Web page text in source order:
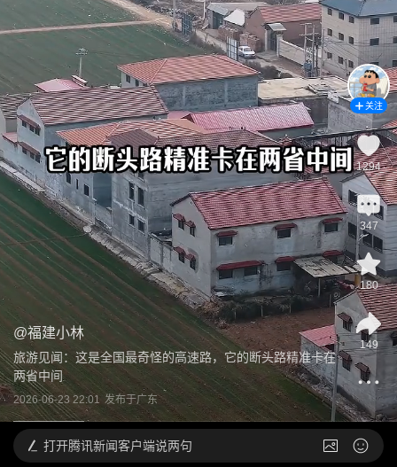
@福建小林
旅游见闻：这是全国最奇怪的高速路，它的断头路精准卡在
两省中间
2026-06-23 22:01 发布于广东
关注
1294
347
180
149
打开腾讯新闻客户端说两句